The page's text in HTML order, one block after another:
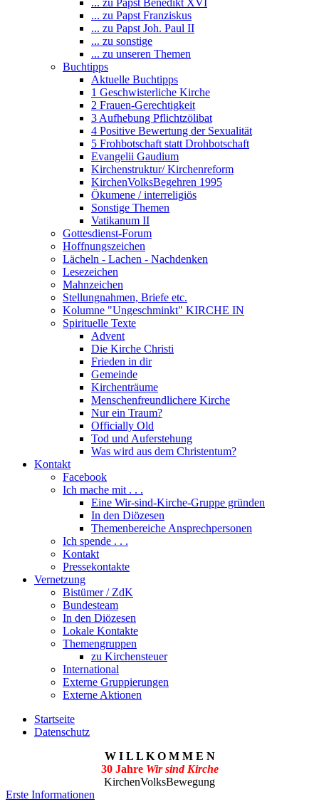
... zu Papst Benedikt XVI
... zu Papst Franziskus
... zu Papst Joh. Paul II
... zu sonstige
... zu unseren Themen
Buchtipps
Aktuelle Buchtipps
1 Geschwisterliche Kirche
2 Frauen-Gerechtigkeit
3 Aufhebung Pflichtzölibat
4 Positive Bewertung der Sexualität
5 Frohbotschaft statt Drohbotschaft
Evangelii Gaudium
Kirchenstruktur/ Kirchenreform
KirchenVolksBegehren 1995
Ökumene / interreligiös
Sonstige Themen
Vatikanum II
Gottesdienst-Forum
Hoffnungszeichen
Lächeln - Lachen - Nachdenken
Lesezeichen
Mahnzeichen
Stellungnahmen, Briefe etc.
Kolumne "Ungeschminkt" KIRCHE IN
Spirituelle Texte
Advent
Die Kirche Christi
Frieden in dir
Gemeinde
Kirchenträume
Menschenfreundlichere Kirche
Nur ein Traum?
Officially Old
Tod und Auferstehung
Was wird aus dem Christentum?
Kontakt
Facebook
Ich mache mit . . .
Eine Wir-sind-Kirche-Gruppe gründen
In den Diözesen
Themenbereiche Ansprechpersonen
Ich spende . . .
Kontakt
Pressekontakte
Vernetzung
Bistümer / ZdK
Bundesteam
In den Diözesen
Lokale Kontakte
Themengruppen
zu Kirchensteuer
International
Externe Gruppierungen
Externe Aktionen
Startseite
Datenschutz
W I L L K O M M E N
30 Jahre Wir sind Kirche
KirchenVolksBewegung
Erste Informationen